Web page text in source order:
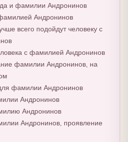
и фамилии Андронинов
Андронинов
всего подойдут человеку с
с фамилией Андронинов
фамилии Андронинов, на
фамилии Андронинов
Андронинов
Андронинов
Андронинов, проявление